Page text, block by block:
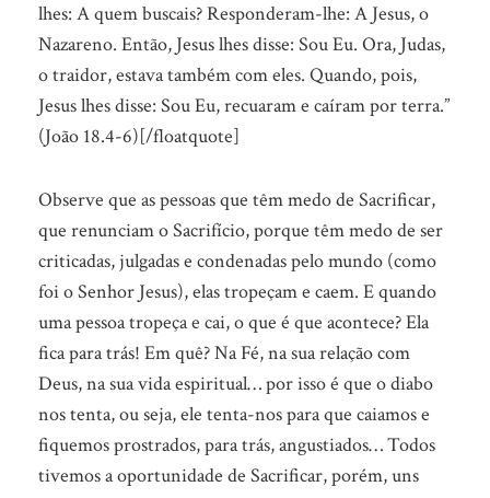
lhes: A quem buscais? Responderam-lhe: A Jesus, o
Nazareno. Então, Jesus lhes disse: Sou Eu. Ora, Judas,
o traidor, estava também com eles. Quando, pois,
Jesus lhes disse: Sou Eu, recuaram e caíram por terra.”
(João 18.4-6)[/floatquote]
Observe que as pessoas que têm medo de Sacrificar,
que renunciam o Sacrifício, porque têm medo de ser
criticadas, julgadas e condenadas pelo mundo (como
foi o Senhor Jesus), elas tropeçam e caem. E quando
uma pessoa tropeça e cai, o que é que acontece? Ela
fica para trás! Em quê? Na Fé, na sua relação com
Deus, na sua vida espiritual… por isso é que o diabo
nos tenta, ou seja, ele tenta-nos para que caiamos e
fiquemos prostrados, para trás, angustiados… Todos
tivemos a oportunidade de Sacrificar, porém, uns